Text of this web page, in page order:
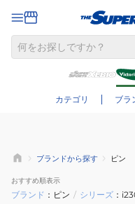
カテゴリ ブラ
ブランドから探す ピン
おすすめ順表示
ブランド ピン / シリーズ